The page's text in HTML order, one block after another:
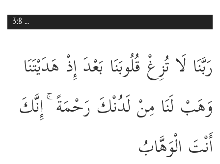
3:8 ...
رَبَّنَا لَا تُزِغْ قُلُوبَنَا بَعْدَ إِذْ هَدَيْتَنَا
وَهَبْ لَنَا مِنْ لَدُنْكَ رَحْمَةً ۚ إِنَّكَ
أَنْتَ الْوَهَّابُ